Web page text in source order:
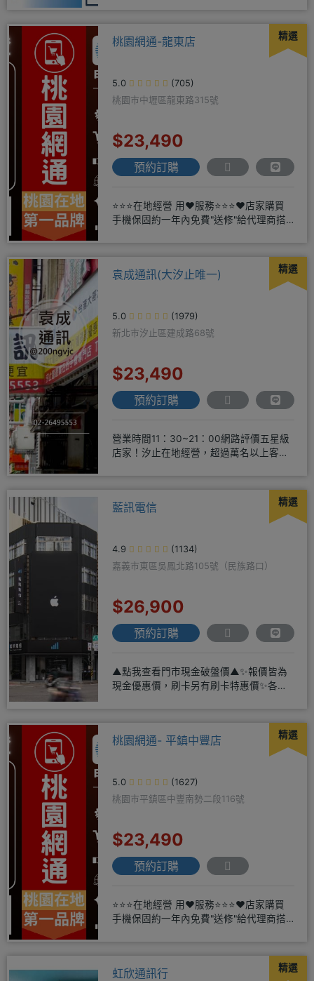
精選
桃園網通-龍東店
5.0
(705)
桃園市中壢區龍東路315號
$23,490
預約訂購
⭐⭐⭐在地經營 用❤️服務⭐⭐⭐❤️店家購買
手機保固約一年內免費"送修"給代理商搭
精選
袁成通訊(大汐止唯一)
5.0
(1979)
新北市汐止區建成路68號
$23,490
預約訂購
營業時間11：30~21：00網路評價五星級
店家！汐止在地經營，超過萬名以上客戶
精選
藍訊電信
4.9
(1134)
嘉義市東區吳鳳北路105號（民族路口）
$26,900
預約訂購
▲點我查看門市現金破盤價▲✨報價皆為
現金優惠價，刷卡另有刷卡特惠價✨各大
精選
桃園網通- 平鎮中豐店
5.0
(1627)
桃園市平鎮區中豐南勢二段116號
$23,490
預約訂購
⭐⭐⭐在地經營 用❤️服務⭐⭐⭐❤️店家購買
手機保固約一年內免費"送修"給代理商搭
精選
虹欣通訊行